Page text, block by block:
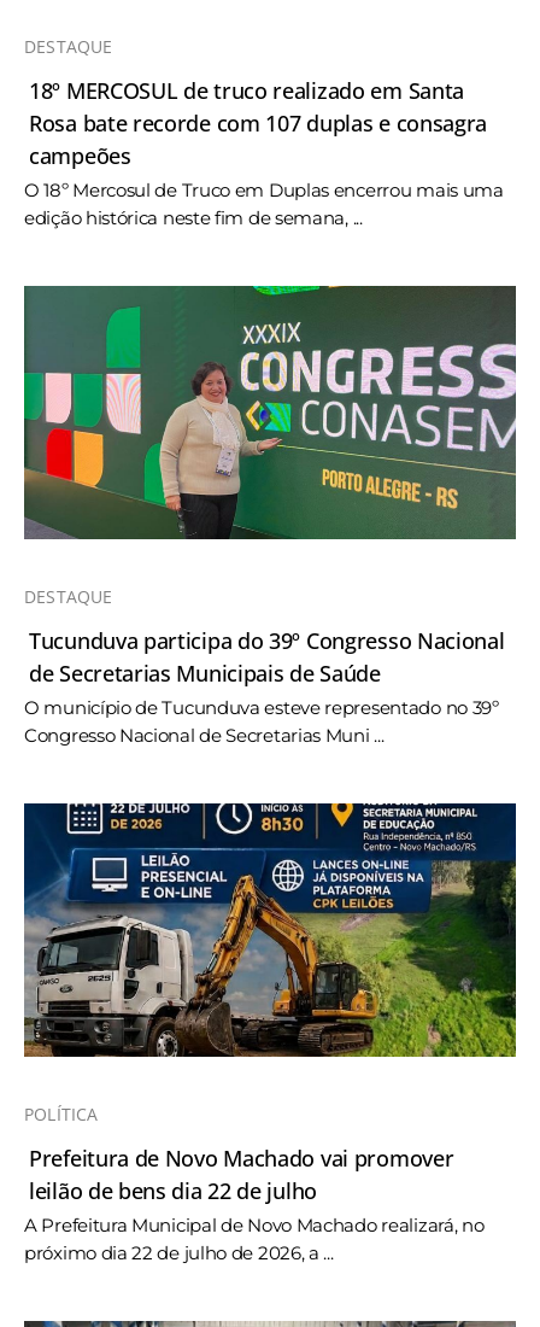
DESTAQUE
18º MERCOSUL de truco realizado em Santa
Rosa bate recorde com 107 duplas e consagra
campeões
O 18º Mercosul de Truco em Duplas encerrou mais uma
edição histórica neste fim de semana, ...
DESTAQUE
Tucunduva participa do 39º Congresso Nacional
de Secretarias Municipais de Saúde
O município de Tucunduva esteve representado no 39º
Congresso Nacional de Secretarias Muni ...
POLÍTICA
Prefeitura de Novo Machado vai promover
leilão de bens dia 22 de julho
A Prefeitura Municipal de Novo Machado realizará, no
próximo dia 22 de julho de 2026, a ...